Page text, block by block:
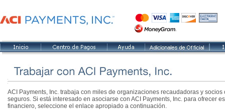
ACI Payments, Inc. trabaja con miles de organizaciones recaudadoras y
seguros. Si está interesado en asociarse con ACI Payments, Inc. para ofrecer
financiero, seleccione el enlace apropiado a continuación.